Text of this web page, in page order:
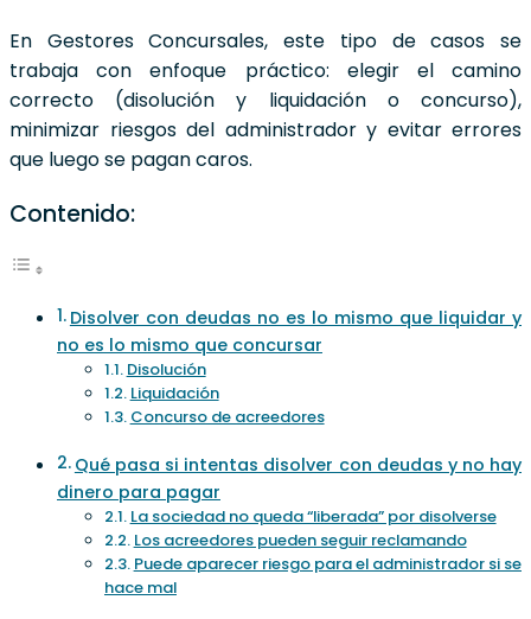
En Gestores Concursales, este tipo de casos se
trabaja con enfoque práctico: elegir el camino
correcto (disolución y liquidación o concurso),
minimizar riesgos del administrador y evitar errores
que luego se pagan caros.
Contenido:
Disolver con deudas no es lo mismo que liquidar y
no es lo mismo que concursar
Disolución
Liquidación
Concurso de acreedores
Qué pasa si intentas disolver con deudas y no hay
dinero para pagar
La sociedad no queda “liberada” por disolverse
Los acreedores pueden seguir reclamando
Puede aparecer riesgo para el administrador si se
hace mal